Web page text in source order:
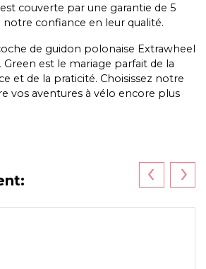
couverte par une garantie de 5
confiance en leur qualité.
de guidon polonaise Extrawheel
est le mariage parfait de la
et de la praticité. Choisissez notre
vos aventures à vélo encore plus
‹ ›